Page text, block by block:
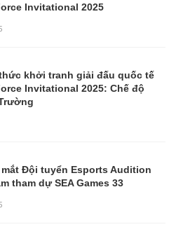
Invitational 2025
khởi tranh giải đấu quốc tế
Invitational 2025: Chế độ
mắt Đội tuyển Esports Audition
tham dự SEA Games 33